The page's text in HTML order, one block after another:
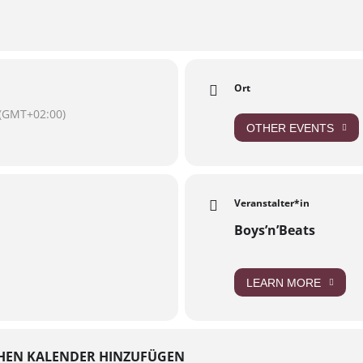
Ort
OTHER EVENTS
Veranstalter*in
Boys’n’Beats
LEARN MORE
KALENDER HINZUFÜGEN